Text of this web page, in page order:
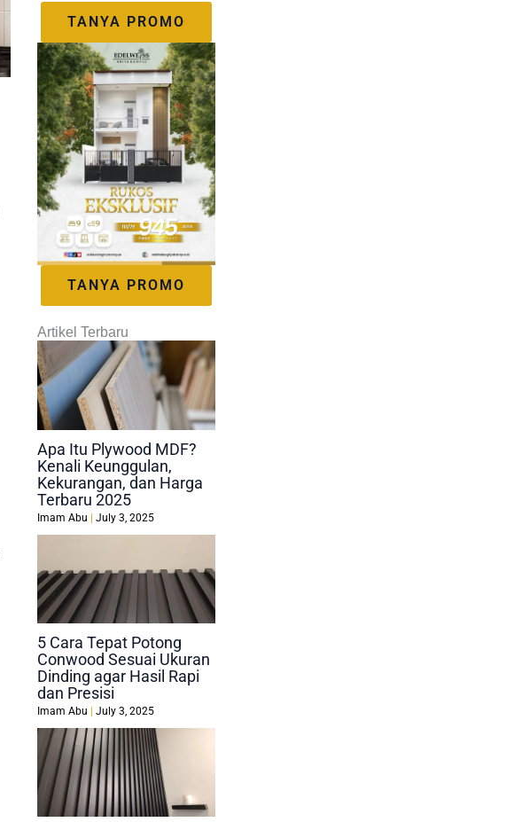
TANYA PROMO
TANYA PROMO
Artikel Terbaru
Apa Itu Plywood MDF?
Kenali Keunggulan,
Kekurangan, dan Harga
Terbaru 2025
Imam Abu July 3, 2025
5 Cara Tepat Potong
Conwood Sesuai Ukuran
Dinding agar Hasil Rapi
dan Presisi
Imam Abu July 3, 2025